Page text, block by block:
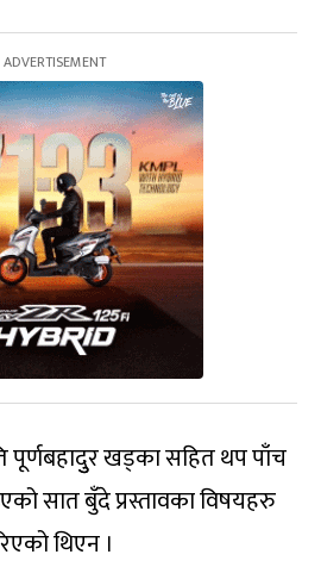
पूर्णबहादुुर खड्का सहित थप पाँच
सात बुँदे प्रस्तावका विषयहरु
थिएन ।